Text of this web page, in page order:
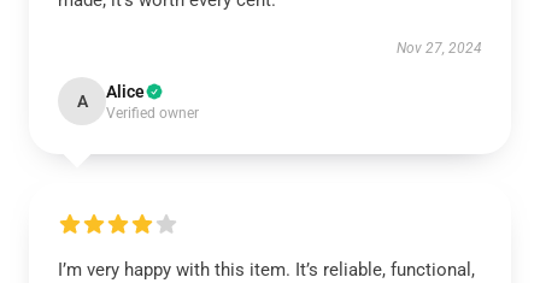
Nov 27, 2024
A Alice
Verified owner
I’m very happy with this item. It’s reliable, functional,